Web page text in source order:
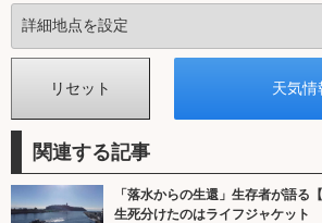
関連する記事
「落水からの生還」生存者が語る
生死分けたのはライフジャケット